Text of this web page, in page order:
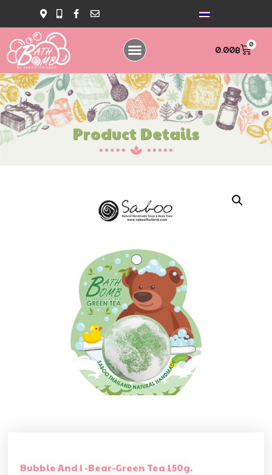
0.00฿ 0
Product Details
Bubble And I -Bear-Green Tea 150g.